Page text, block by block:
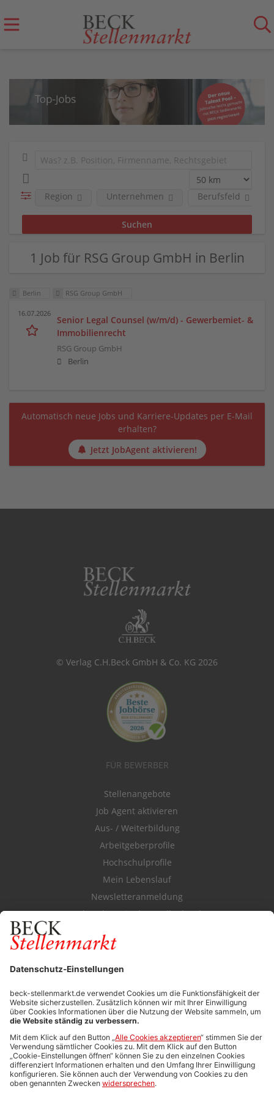
Berufsfeld
Region Unternehmen
1 Job für RSG Group GmbH in Berlin
Berlin RSG Group GmbH
16.07.2026
Senior Legal Counsel (w/m/d) - Gewerbemiet- &
Immobilienrecht
RSG Group GmbH
Berlin
Automatisch neue Jobs und Karriere-Updates per E-Mail
erhalten?
Jetzt JobAgent aktivieren!
© Verlag C.H.Beck GmbH & Co. KG 2026
FÜR BEWERBER
Stellenangebote
Job Agent aktivieren
Aus- / Weiterbildung
Arbeitgeberprofile
Hochschulprofile
Mein Lebenslauf
Newsletteranmeldung
Durchsuchen Sie den Stellenkatalog
FÜR ARBEITGEBER
Stellenmarktpreise
Anzeigen-AGB
Media-Daten
Newsletteranmeldung
Produktübersicht
ALLGEMEIN